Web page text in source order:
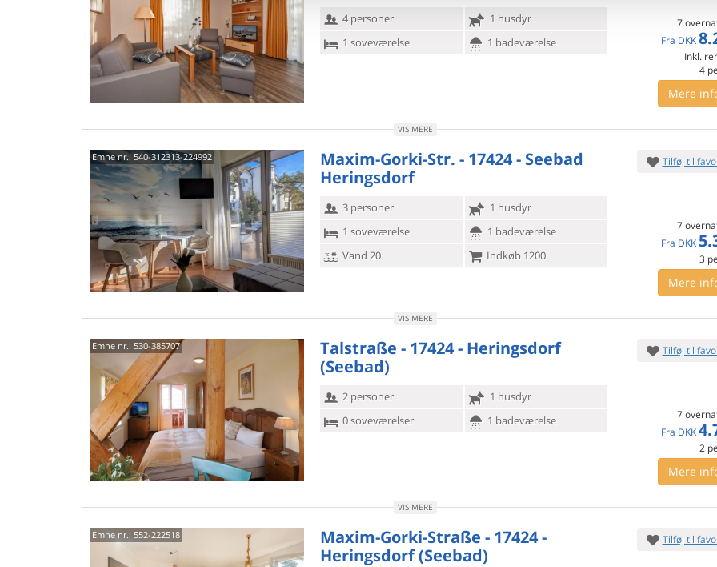
4 personer
1 husdyr
1 soveværelse
1 badeværelse
7
Fra DKK
Inkl.
4
Mere
VIS MERE
Emne nr.: 540-312313-224992
Maxim-Gorki-Str. - 17424 - Seebad
Heringsdorf
3 personer
1 husdyr
1 soveværelse
1 badeværelse
Vand 20
Indkøb 1200
Tilføj til
7
Fra DKK
3
Mere
VIS MERE
Emne nr.: 530-385707
Talstraße - 17424 - Heringsdorf
(Seebad)
2 personer
1 husdyr
0 soveværelser
1 badeværelse
Tilføj til
7
Fra DKK
2
Mere
VIS MERE
Emne nr.: 552-222518
Maxim-Gorki-Straße - 17424 -
Heringsdorf (Seebad)
Tilføj til